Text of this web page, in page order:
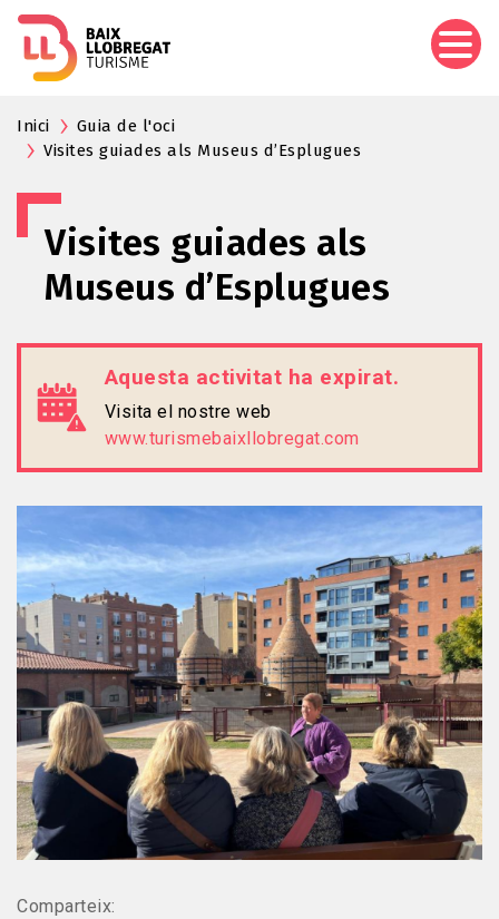
Inici
Guia de l'oci
Visites guiades als Museus d’Esplugues
Visites guiades als
Museus d’Esplugues
Aquesta activitat ha expirat.
Visita el nostre web
www.turismebaixllobregat.com
Comparteix: